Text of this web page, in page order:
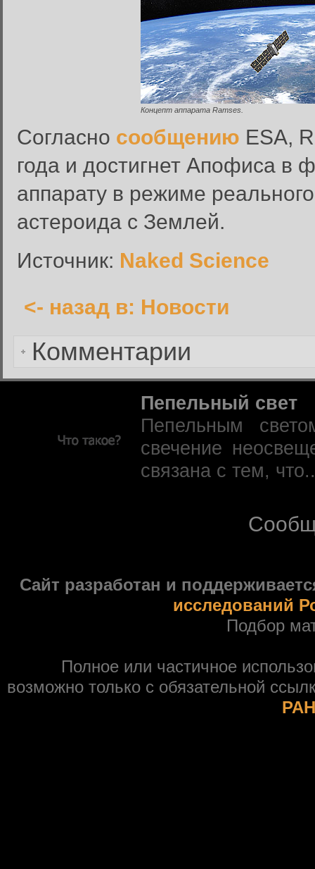
Концепт аппарата Ramses.
Согласно сообщению ESA,
года и достигнет Апофиса в
аппарату в режиме
астероида с Землей.
Источник: Naked Science
<- назад в: Новости
Комментарии
Введите имя пользователя и
Вход в систему
Имя пользователя:
Забыли пароль?
Пепельный свет
Пепельным
свечение
связана с тем,
Сайт разработан и
исследований
Подбор
Полное или частичное
возможно только с обязательной